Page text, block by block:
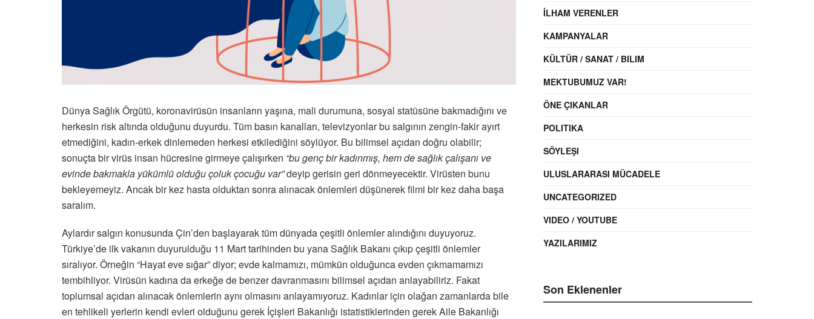
Dünya Sağlık Örgütü, koronavirüsün insanların yaşına, mali durumuna, sosyal statüsüne bakmadığını ve
herkesin risk altında olduğunu duyurdu. Tüm basın kanalları, televizyonlar bu salgının zengin-fakir ayırt
etmediğini, kadın-erkek dinlemeden herkesi etkilediğini söylüyor. Bu bilimsel açıdan doğru olabilir;
sonuçta bir virüs insan hücresine girmeye çalışırken “bu genç bir kadınmış, hem de sağlık çalışanı ve
evinde bakmakla yükümlü olduğu çoluk çocuğu var”deyip gerisin geri dönmeyecektir. Virüsten bunu
bekleyemeyiz. Ancak bir kez hasta olduktan sonra alınacak önlemleri düşünerek filmi bir kez daha başa
saralım.
Aylardır salgın konusunda Çin’den başlayarak tüm dünyada çeşitli önlemler alındığını duyuyoruz.
Türkiye’de ilk vakanın duyurulduğu 11 Mart tarihinden bu yana Sağlık Bakanı çıkıp çeşitli önlemler
sıralıyor. Örneğin “Hayat eve sığar” diyor; evde kalmamızı, mümkün olduğunca evden çıkmamamızı
tembihliyor. Virüsün kadına da erkeğe de benzer davranmasını bilimsel açıdan anlayabiliriz. Fakat
toplumsal açıdan alınacak önlemlerin aynı olmasını anlayamıyoruz. Kadınlar için olağan zamanlarda bile
en tehlikeli yerlerin kendi evleri olduğunu gerek İçişleri Bakanlığı istatistiklerinden gerek Aile Bakanlığı
İLHAM VERENLER
KAMPANYALAR
KÜLTÜR / SANAT / BILIM
MEKTUBUMUZ VAR!
ÖNE ÇIKANLAR
POLITIKA
SÖYLEŞI
ULUSLARARASI MÜCADELE
UNCATEGORIZED
VIDEO / YOUTUBE
YAZILARIMIZ
Son Eklenenler